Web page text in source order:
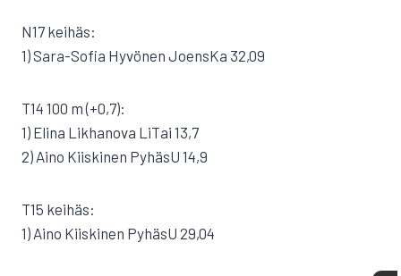
N17 keihäs:
1) Sara-Sofia Hyvönen JoensKa 32,09
T14 100 m (+0,7):
1) Elina Likhanova LiTai 13,7
2) Aino Kiiskinen PyhäsU 14,9
T15 keihäs:
1) Aino Kiiskinen PyhäsU 29,04